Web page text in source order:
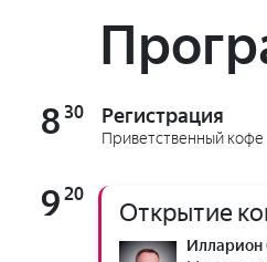
8 30 Регистрация
Приветственный кофе
9 20
Открытие
Илларион